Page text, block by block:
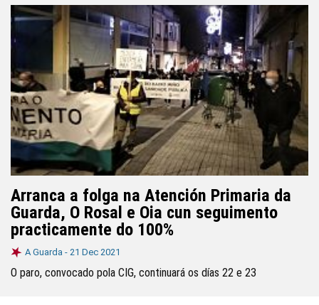
Arranca a folga na Atención Primaria da
Guarda, O Rosal e Oia cun seguimento
practicamente do 100%
A Guarda - 21 Dec 2021
O paro, convocado pola CIG, continuará os días 22 e 23